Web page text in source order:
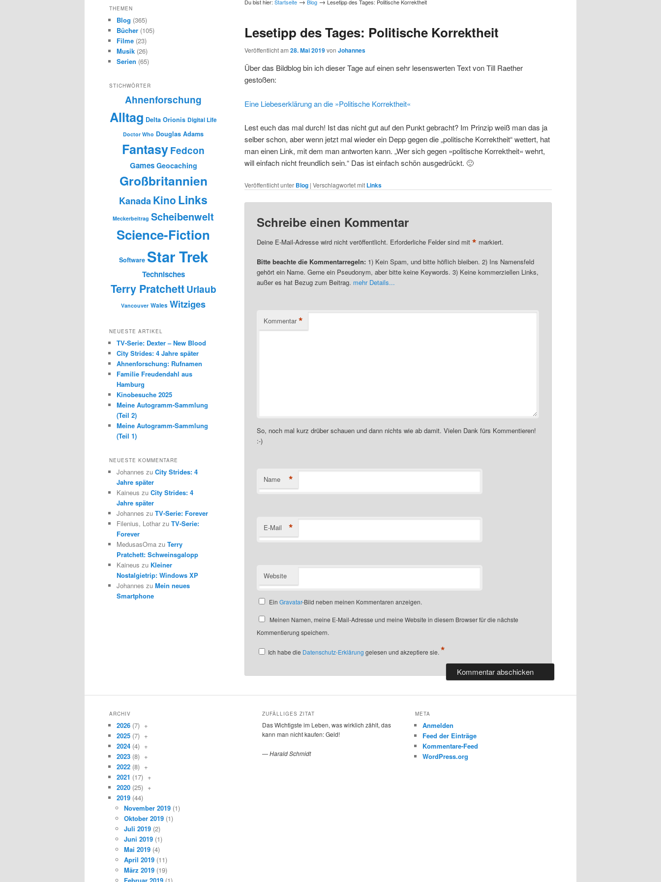
Du bist hier: Startseite Blog Lesetipp des Tages: Politische Korrektheit
Lesetipp des Tages: Politische Korrektheit
Veröffentlicht am 28. Mai 2019von Johannes
Über das Bildblog bin ich dieser Tage auf einen sehr lesenswerten Text von Till Raether
gestoßen:
Eine Liebeserklärung an die »Politische Korrektheit«
Lest euch das mal durch! Ist das nicht gut auf den Punkt gebracht? Im Prinzip weiß man das ja
selber schon, aber wenn jetzt mal wieder ein Depp gegen die „politische Korrektheit“ wettert, hat
man einen Link, mit dem man antworten kann. „Wer sich gegen »politische Korrektheit« wehrt,
will einfach nicht freundlich sein.“ Das ist einfach schön ausgedrückt. 🙂
Veröffentlicht unter Blog | Verschlagwortet mit Links
Schreibe einen Kommentar
Deine E-Mail-Adresse wird nicht veröffentlicht. Erforderliche Felder sind mit* markiert.
Bitte beachte die Kommentarregeln: 1) Kein Spam, und bitte höflich bleiben. 2) Ins Namensfeld
gehört ein Name. Gerne ein Pseudonym, aber bitte keine Keywords. 3) Keine kommerziellen Links,
außer es hat Bezug zum Beitrag. mehr Details...
Kommentar *
So, noch mal kurz drüber schauen und dann nichts wie ab damit. Vielen Dank fürs Kommentieren!
:-)
Name *
E-Mail *
Website
EinGravatar-Bild neben meinen Kommentaren anzeigen.
Meinen Namen, meine E-Mail-Adresse und meine Website in diesem Browser für die nächste
Kommentierung speichern.
Ich habe die Datenschutz-Erklärung gelesen und akzeptiere sie. *
h
THEMEN
Blog (365)
Bücher (105)
Filme (23)
Musik (26)
Serien (65)
STICHWÖRTER
Ahnenforschung
Alltag Delta Orionis Digital Life
Doctor Who Douglas Adams
FantasyFedcon
Games Geocaching
Großbritannien
KanadaKino Links
Meckerbeitrag Scheibenwelt
Science-Fiction
Software Star Trek
Technisches
Terry Pratchett Urlaub
Vancouver Wales Witziges
NEUESTE ARTIKEL
TV-Serie: Dexter – New Blood
City Strides: 4 Jahre später
Ahnenforschung: Rufnamen
Familie Freudendahl aus
Hamburg
Kinobesuche 2025
Meine Autogramm-Sammlung
(Teil 2)
Meine Autogramm-Sammlung
(Teil 1)
NEUESTE KOMMENTARE
Johannes zu City Strides: 4
Jahre später
Kaineus zu City Strides: 4
Jahre später
Johannes zu TV-Serie: Forever
Filenius, Lothar zu TV-Serie:
Forever
MedusasOma zu Terry
Pratchett: Schweinsgalopp
Kaineus zu Kleiner
Nostalgietrip: Windows XP
Johannes zu Mein neues
Smartphone
ARCHIV
2026 (7) +
2025 (7) +
2024 (4) +
2023 (8) +
2022 (8) +
2021 (17) +
2020 (25) +
2019 (44)
November 2019 (1)
Oktober 2019 (1)
Juli 2019 (2)
Juni 2019 (1)
Mai 2019 (4)
April 2019 (11)
März 2019 (19)
ZUFÄLLIGES ZITAT
Das Wichtigste im Leben, was wirklich zählt, das
kann man nicht kaufen: Geld!
—Harald Schmidt
META
Anmelden
Feed der Einträge
Kommentare-Feed
WordPress.org